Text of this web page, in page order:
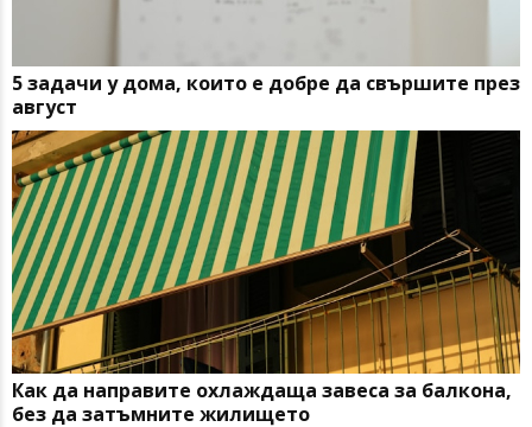
5 задачи у дома, които е добре да свършите през
август
Как да направите охлаждаща завеса за балкона,
без да затъмните жилището